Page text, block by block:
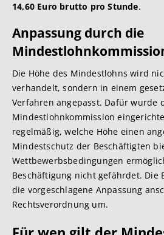
14,60 Euro brutto pro Stunde.
Anpassung durch die
Die Höhe des Mindestlohns wird
verhandelt, sondern in einem
Verfahren angepasst. Dafür wurde
Mindestlohnkommission
regelmäßig, welche Höhe einen
Mindestschutz der Beschäftigten
Wettbewerbsbedingungen
Beschäftigung nicht gefährdet. Die
die vorgeschlagene Anpassung
Rechtsverordnung um.